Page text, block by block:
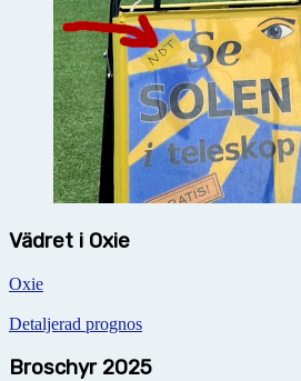
Vädret i Oxie
Oxie
Detaljerad prognos
Broschyr 2025